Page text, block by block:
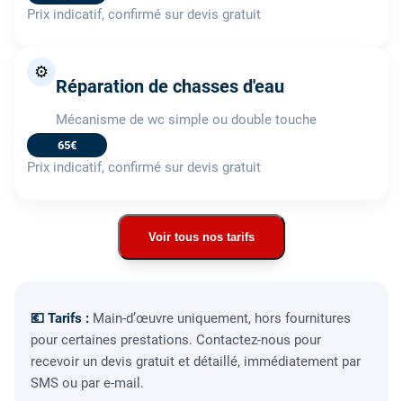
Prix indicatif, confirmé sur devis gratuit
⚙️
Réparation de chasses d'eau
Mécanisme de wc simple ou double touche
65€
Prix indicatif, confirmé sur devis gratuit
Voir tous nos tarifs
💶 Tarifs : Main-d’œuvre uniquement, hors fournitures
pour certaines prestations. Contactez-nous pour
recevoir un devis gratuit et détaillé, immédiatement par
SMS ou par e-mail.